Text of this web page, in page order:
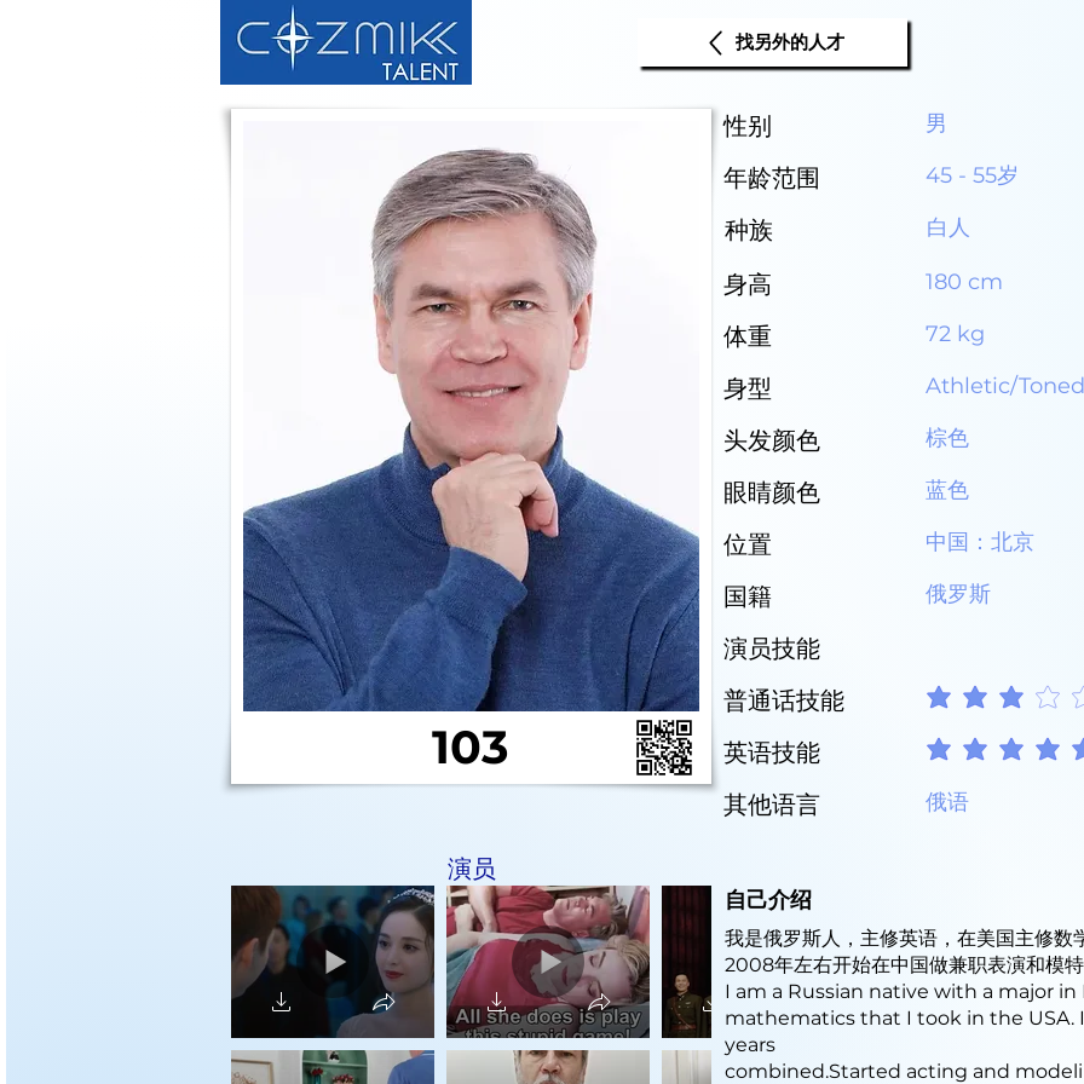
找另外的人才
103
性别 男
年龄范围 45 - 55岁
种族 白人
身高 180 cm
体重 72 kg
身型 Athletic/Toned
头发颜色 棕色
眼睛颜色 蓝色
位置 中国：北京
国籍 俄罗斯
演员技能
普通话技能
平均評等為 3 ，滿分 5
英语技能 平均評等為 5 ，滿分 5
其他语言 俄语
演员
自己介绍
我是俄罗斯人，主修英语，在美国主修数
2008年左右开始在中国做兼职表演和模
I am a Russian native with a major
mathematics that I took in the USA.
years
combined.Started acting and